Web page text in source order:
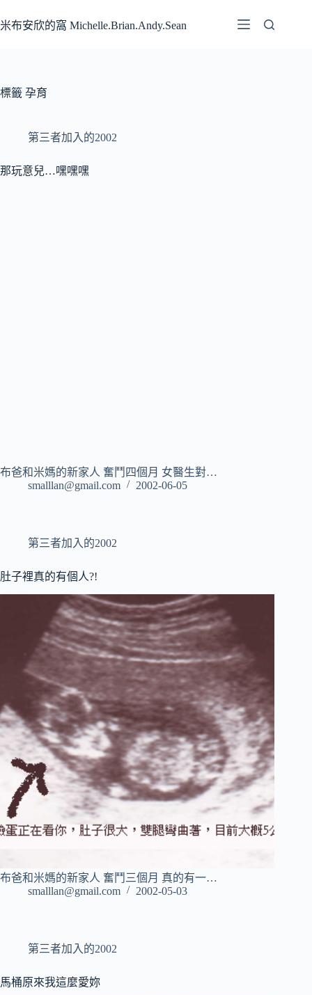
至
容
米布安欣的窩 Michelle.Brian.Andy.Sean
標籤 孕育
第三者加入的2002
那玩意兒…嘿嘿嘿
布爸和米媽的新家人 奮鬥四個月 女醫生對…
smalllan@gmail.com
2002-06-05
第三者加入的2002
肚子裡真的有個人?!
布爸和米媽的新家人 奮鬥三個月 真的有一…
smalllan@gmail.com
2002-05-03
第三者加入的2002
馬桶原來我這麼愛妳